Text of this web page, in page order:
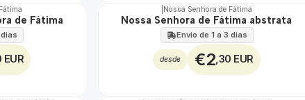
de Fátima
EUR
Nossa Senhora de Fátima
Nossa Senhora de Fátima abstrata
Envio de 1 a 3 dias
desde €2 ,30 EUR